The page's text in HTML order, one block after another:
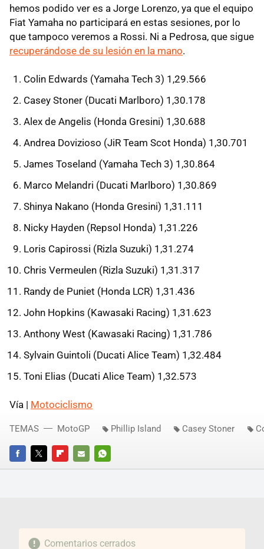
hemos podido ver es a Jorge Lorenzo, ya que el equipo
Fiat Yamaha no participará en estas sesiones, por lo
que tampoco veremos a Rossi. Ni a Pedrosa, que sigue
recuperándose de su lesión en la mano.
Colin Edwards (Yamaha Tech 3) 1,29.566
Casey Stoner (Ducati Marlboro) 1,30.178
Alex de Angelis (Honda Gresini) 1,30.688
Andrea Dovizioso (JiR Team Scot Honda) 1,30.701
James Toseland (Yamaha Tech 3) 1,30.864
Marco Melandri (Ducati Marlboro) 1,30.869
Shinya Nakano (Honda Gresini) 1,31.111
Nicky Hayden (Repsol Honda) 1,31.226
Loris Capirossi (Rizla Suzuki) 1,31.274
Chris Vermeulen (Rizla Suzuki) 1,31.317
Randy de Puniet (Honda LCR) 1,31.436
John Hopkins (Kawasaki Racing) 1,31.623
Anthony West (Kawasaki Racing) 1,31.786
Sylvain Guintoli (Ducati Alice Team) 1,32.484
Toni Elias (Ducati Alice Team) 1,32.573
Vía | Motociclismo
FACEBOOKTWITTERFLIPBOARD
E-
WHATSAPP
TEMAS MotoGP Phillip Island Casey Stoner
Comentarios cerrados